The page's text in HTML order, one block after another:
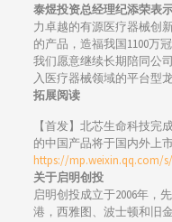
泰煜投资总经理纪添荣表
力卓越的有源医疗器械创
的产品，造福我国1100万
我们愿意继续长期陪同公
入医疗器械领域的平台型
拓展阅读
【首发】北芯生命科技完
的中国产品将于国内外上
https://mp.weixin.qq.com/s/
关于启明创投
启明创投成立于2006年，
港，西雅图、波士顿和旧